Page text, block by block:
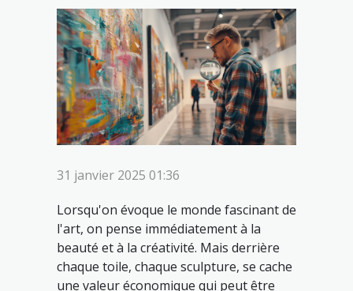
31 janvier 2025 01:36
Lorsqu'on évoque le monde fascinant de
l'art, on pense immédiatement à la
beauté et à la créativité. Mais derrière
chaque toile, chaque sculpture, se cache
une valeur économique qui peut être